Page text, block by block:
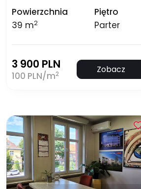
Powierzchnia
39 m2
Piętro
Parter
3 900 PLN
100 PLN/m2 Zobacz